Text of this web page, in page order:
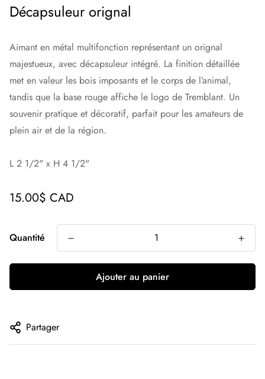
Décapsuleur orignal
Aimant en métal multifonction représentant un orignal
majestueux, avec décapsuleur intégré. La finition détaillée
met en valeur les bois imposants et le corps de l’animal,
tandis que la base rouge affiche le logo de Tremblant. Un
souvenir pratique et décoratif, parfait pour les amateurs de
plein air et de la région.
L 2 1/2" x H 4 1/2"
Prix
15.00$ CAD
Quantité
Ajouter au panier
Partager